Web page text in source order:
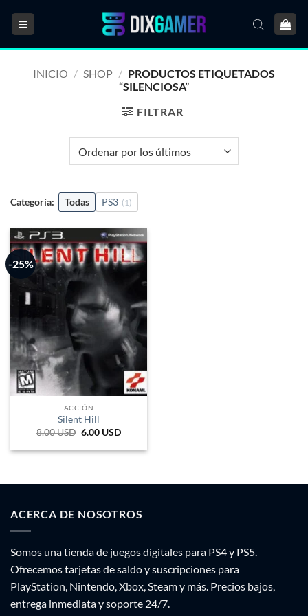
INICIO / SHOP / PRODUCTOS ETIQUETADOS
“SILENCIOSA”
FILTRAR
Categoría: Todas PS3 (1)
-25%
ACCIÓN
Silent Hill
8.00USD El
original
6.00 USD
actual
ACERCA DE NOSOTROS
Somos una tienda de juegos digitales para PS4 y PS5.
Ofrecemos tarjetas de saldo y suscripciones para
PlayStation, Nintendo, Xbox, Steam y más. Precios bajos,
entrega inmediata y soporte 24/7.